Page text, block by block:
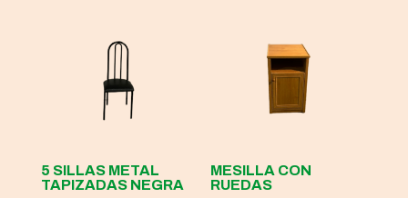
5 SILLAS METAL
TAPIZADAS NEGRA
MESILLA CON
RUEDAS